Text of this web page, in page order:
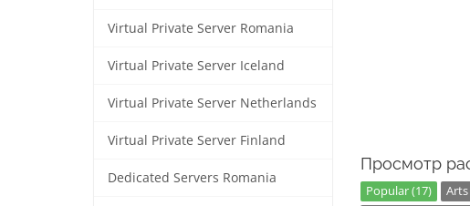
Virtual Private Server Romania
Virtual Private Server Iceland
Virtual Private Server Netherlands
Virtual Private Server Finland
Dedicated Servers Romania
Просмотр
Popular (17)